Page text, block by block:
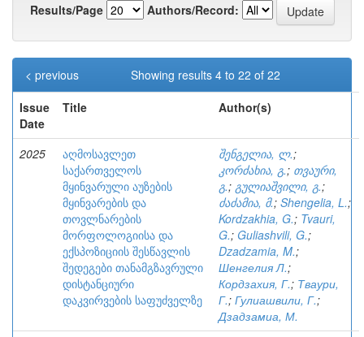
Results/Page
Authors/Record:
Showing results 4 to 22 of 22
< previous
Issue
Date
Title Author(s)
2025
აღმოსავლეთ
საქართველოს
მყინვარული აუზების
მყინვარების და
თოვლნარების
მორფოლოგიისა და
ექსპოზიციის შესწავლის
შედეგები თანამგზავრული
დისტანციური
დაკვირვების საფუძველზე
შენგელია, ლ.;
კორძახია, გ.; თვაური,
გ.; გულიაშვილი, გ.;
ძაძამია, მ.; Shengelia, L.;
Kordzakhia, G.; Tvauri,
G.; Guliashvili, G.;
Dzadzamia, M.;
Шенгелия Л.;
Кордзахия, Г.; Тваури,
Г.; Гулиашвили, Г.;
Дзадзамиа, М.